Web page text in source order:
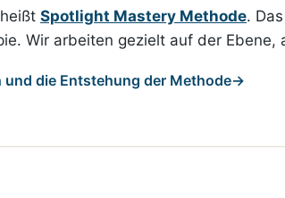
Spotlight Mastery Methode.
Wir arbeiten gezielt auf der
und die Entstehung der Methode→